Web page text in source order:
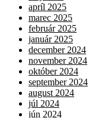
apríl 2025
marec 2025
február 2025
január 2025
december 2024
november 2024
október 2024
september 2024
august 2024
júl 2024
jún 2024